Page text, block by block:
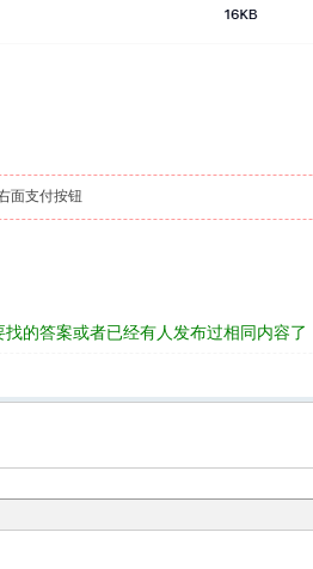
面支付按钮
的答案或者已经有人发布过相同内容了